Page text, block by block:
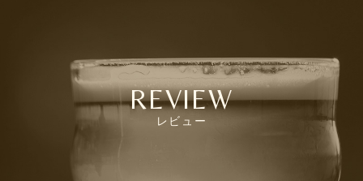
REVIEW
レビュー